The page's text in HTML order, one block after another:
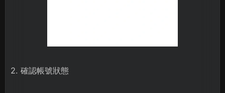
2. 確認帳號狀態